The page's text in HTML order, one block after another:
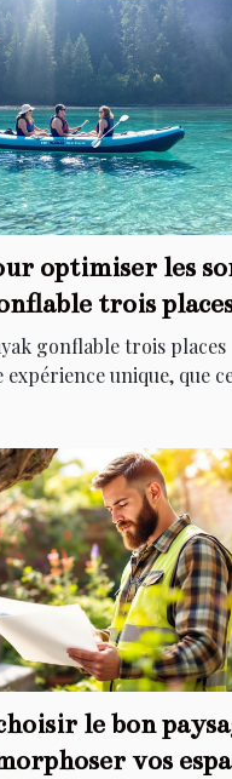
optimiser les
trois
gonflable trois places
unique, que
le bon
vos